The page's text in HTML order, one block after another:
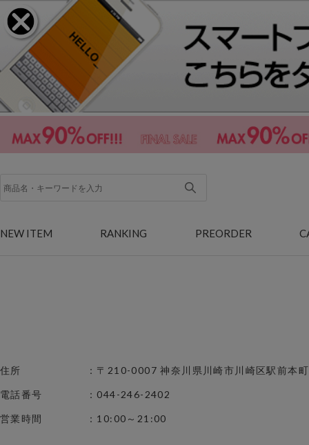
NEW ITEM RANKING PREORDER
住所 ：〒210-0007 神奈川県川崎市川崎区駅前本
電話番号 ：044-246-2402
営業時間 ：10:00～21:00